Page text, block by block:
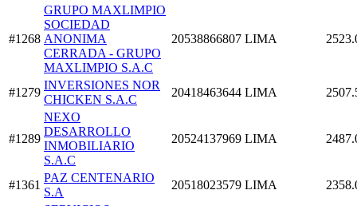
#1268
GRUPO MAXLIMPIO
SOCIEDAD
ANONIMA
CERRADA - GRUPO
MAXLIMPIO S.A.C
20538866807 LIMA
#1279
INVERSIONES NOR
CHICKEN S.A.C
20418463644 LIMA
#1289
NEXO
DESARROLLO
INMOBILIARIO
S.A.C
20524137969 LIMA
#1361
PAZ CENTENARIO
S.A
20518023579 LIMA